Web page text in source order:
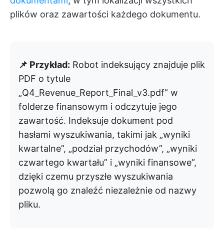
plików oraz zawartości każdego dokumentu.
📌 Przykład: Robot indeksujący znajduje plik
PDF o tytule
„Q4_Revenue_Report_Final_v3.pdf” w
folderze finansowym i odczytuje jego
zawartość. Indeksuje dokument pod
hasłami wyszukiwania, takimi jak „wyniki
kwartalne”, „podział przychodów”, „wyniki
czwartego kwartału” i „wyniki finansowe”,
dzięki czemu przyszłe wyszukiwania
pozwolą go znaleźć niezależnie od nazwy
pliku.